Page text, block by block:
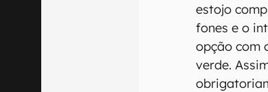
estojo
fones e o
opção com
verde.